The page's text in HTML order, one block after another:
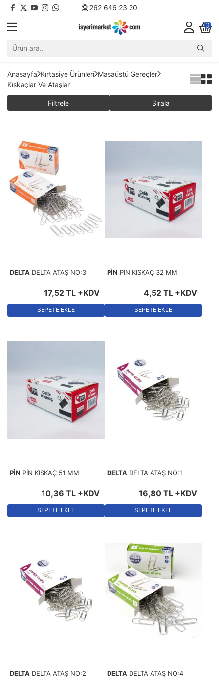
262 646 23 20
0
Anasayfa Kırtasiye Ürünleri Masaüstü Gereçler
Kıskaçlar Ve Ataşlar
Filtrele Sırala
DELTA DELTA ATAŞ NO:3
17,52 TL +KDV
SEPETE EKLE
PİN PİN KISKAÇ 32 MM
4,52 TL +KDV
SEPETE EKLE
PİN PİN KISKAÇ 51 MM
10,36 TL +KDV
SEPETE EKLE
DELTA DELTA ATAŞ NO:1
16,80 TL +KDV
SEPETE EKLE
DELTA DELTA ATAŞ NO:2 DELTA DELTA ATAŞ NO:4